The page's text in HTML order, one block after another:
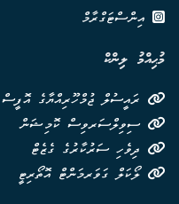
އިންސްޓަގްރާމް
މުޙިއްމު ލިންކް
ރައީސުލް ޖުމްހޫރިއްޔާގެ އޮފީސް
ސިވިލްސަރވިސް ކޮމިޝަން
ދިވެހި ސަރުކާރުގެ ގެޒެޓް
ލޯކަލް ގަވަރމަންޓް އޮތޯރިޓީ